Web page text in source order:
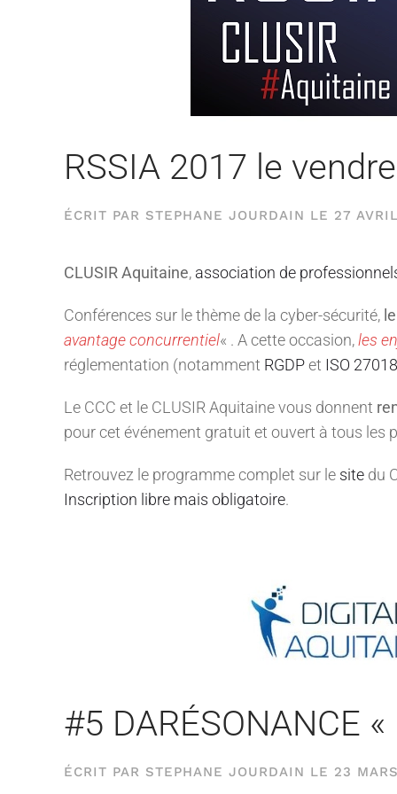
RSSIA 2017 le
ÉCRIT PAR STEPHANE JOURDAIN LE 27
CLUSIR Aquitaine, association de
Conférences sur le thème de la cyber-sécurité,
avantage concurrentiel« . A cette occasion,les
réglementation (notamment RGDPet ISO 27018
Le CCC et le CLUSIR Aquitaine vous donnent
pour cet événement gratuit et ouvert à tous les
Retrouvez le programme complet sur le site du
Inscription libre mais obligatoire.
#5 DARÉSONANCE
ÉCRIT PAR STEPHANE JOURDAIN LE 23